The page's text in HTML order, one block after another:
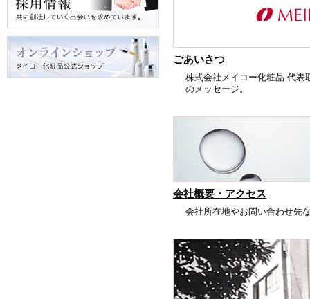
ごあいさつ
株式会社メイコー化粧品 代表
のメッセージ。
会社概要・アクセス
会社所在地やお問い合わせ先